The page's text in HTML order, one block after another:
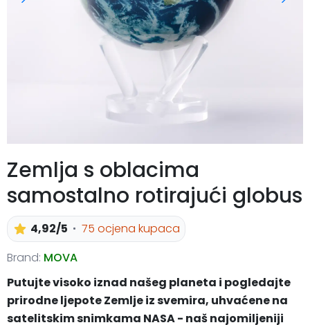
Zemlja s oblacima
samostalno rotirajući globus
4,92/5
75 ocjena kupaca
Brand: MOVA
Putujte visoko iznad našeg planeta i pogledajte
prirodne ljepote Zemlje iz svemira, uhvaćene na
satelitskim snimkama NASA - naš najomiljeniji